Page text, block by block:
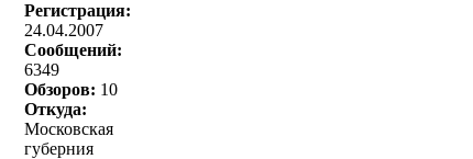
Регистрация:
24.04.2007
Сообщений:
6349
Обзоров: 10
Откуда:
Московская
губерния